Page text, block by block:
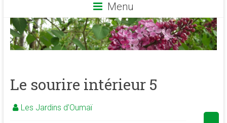
Les
Jardins
Site
de
Menu
Le sourire intérieur 5
Les Jardins d'Oumaï